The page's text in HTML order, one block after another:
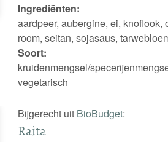
Ingrediënten:
aardpeer, aubergine, ei,
room, seitan, sojasaus,
Soort:
kruidenmengsel/
vegetarisch
Bijgerecht uit BioBudget:
Raita